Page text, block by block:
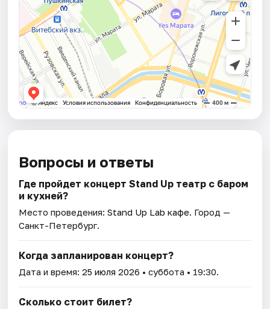
Вопросы и ответы
Где пройдет концерт Stand Up театр с баром
и кухней?
Место проведения:Stand Up Lab кафе. Город —
Санкт-Петербург.
Когда запланирован концерт?
Дата и время:25 июля 2026 • суббота • 19:30.
Сколько стоит билет?